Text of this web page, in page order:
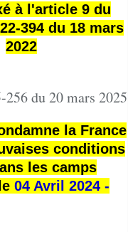
à l'article 9 du
394 du 18 mars
2022
256 du 20 mars 2025
la France
conditions
les camps
04 Avril 2024 -